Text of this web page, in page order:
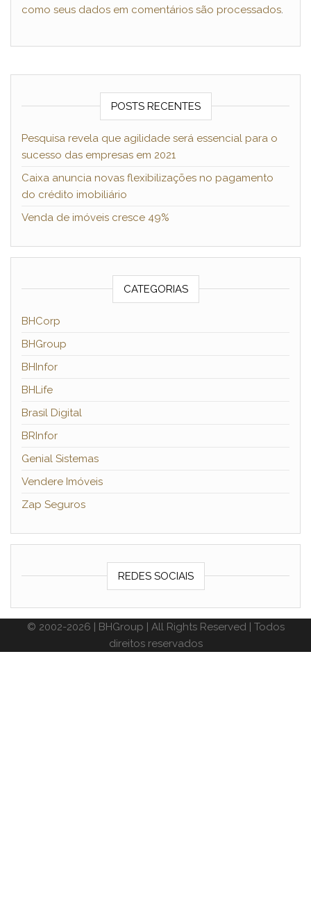
como seus dados em comentários são processados.
POSTS RECENTES
Pesquisa revela que agilidade será essencial para o
sucesso das empresas em 2021
Caixa anuncia novas flexibilizações no pagamento
do crédito imobiliário
Venda de imóveis cresce 49%
CATEGORIAS
BHCorp
BHGroup
BHInfor
BHLife
Brasil Digital
BRInfor
Genial Sistemas
Vendere Imóveis
Zap Seguros
REDES SOCIAIS
© 2002-2026 | BHGroup | All Rights Reserved | Todos
direitos reservados